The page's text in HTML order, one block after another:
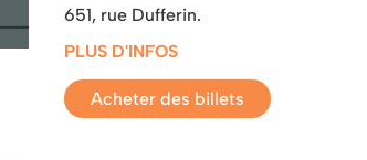
651, rue Dufferin.
PLUS D'INFOS
Acheter des billets